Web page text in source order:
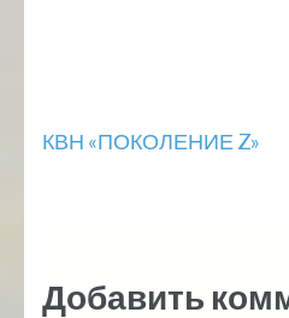
Навигация
КВН «ПОКОЛЕНИЕ Z»
Добавить